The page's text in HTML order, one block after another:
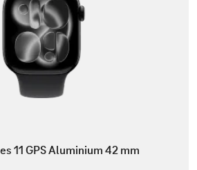
11 GPS Aluminium 42 mm